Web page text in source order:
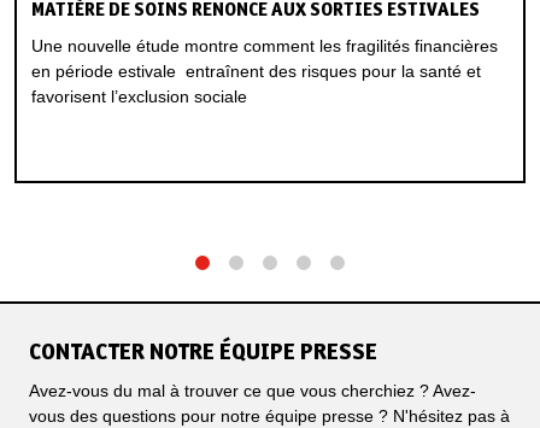
MATIÈRE DE SOINS RENONCE AUX SORTIES ESTIVALES
Une nouvelle étude montre comment les fragilités financières
en période estivale ​ entraînent des risques pour la santé et
favorisent l’exclusion sociale
CONTACTER NOTRE ÉQUIPE PRESSE
Avez-vous du mal à trouver ce que vous cherchiez ? Avez-
vous des questions pour notre équipe presse ? N'hésitez pas à